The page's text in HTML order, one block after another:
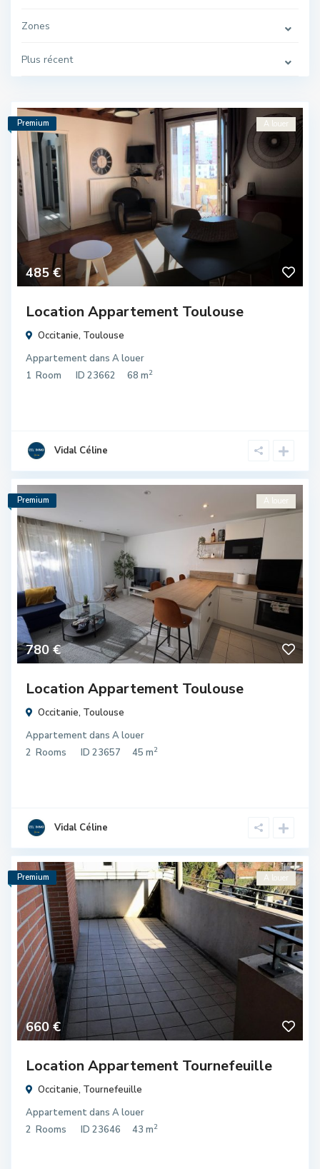
Zones
Plus récent
485 €
A louer
Premium
Location Appartement Toulouse
Occitanie, Toulouse
Appartementdans A louer
1 Room ID 23662 68 m2
Vidal Céline
780 €
A louer
Premium
Location Appartement Toulouse
Occitanie, Toulouse
Appartementdans A louer
2 Rooms ID 23657 45 m2
Vidal Céline
660 €
A louer
Premium
Location Appartement Tournefeuille
Occitanie, Tournefeuille
Appartementdans A louer
2 Rooms ID 23646 43 m2